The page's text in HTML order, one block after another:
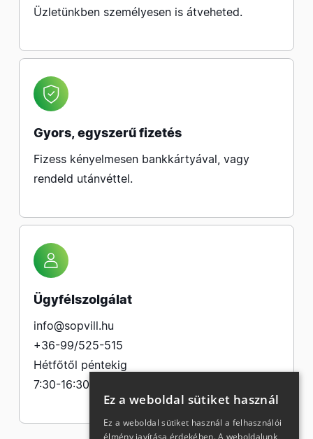
Üzletünkben személyesen is átveheted.
Gyors, egyszerű fizetés
Fizess kényelmesen bankkártyával, vagy
rendeld utánvéttel.
Ügyfélszolgálat
info@sopvill.hu
+36-99/525-515
Hétfőtől péntekig
7:30-16:30
Ez a weboldal sütiket használ
Ez a weboldal sütiket használ a felhasználói
élmény javítása érdekében. A weboldalunk